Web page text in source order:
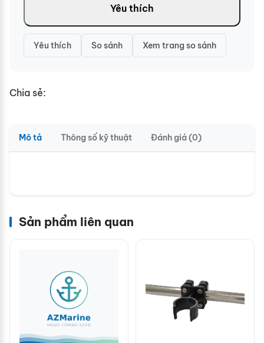
Yêu thích
Yêu thích So sánh Xem trang so sánh
Chia sẻ:
Mô tả Thông số kỹ thuật Đánh giá (0)
Sản phẩm liên quan